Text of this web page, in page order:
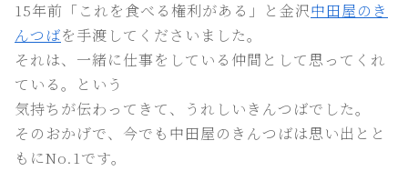
15年前「これを食べる権利がある」と金沢中田屋のき
んつばを手渡してくださいました。
それは、一緒に仕事をしている仲間として思ってくれ
ている。という
気持ちが伝わってきて、うれしいきんつばでした。
そのおかげで、今でも中田屋のきんつばは思い出とと
もにNo.1です。